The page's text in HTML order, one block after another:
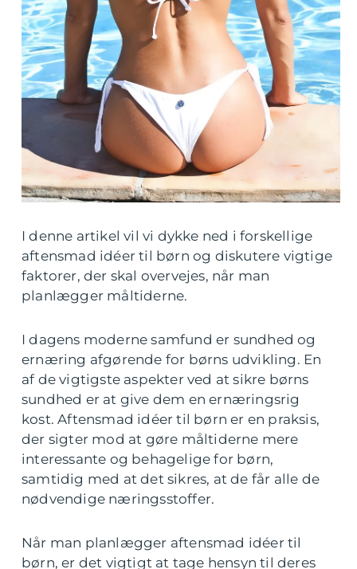
I denne artikel vil vi dykke ned i forskellige
aftensmad idéer til børn og diskutere vigtige
faktorer, der skal overvejes, når man
planlægger måltiderne.
I dagens moderne samfund er sundhed og
ernæring afgørende for børns udvikling. En
af de vigtigste aspekter ved at sikre børns
sundhed er at give dem en ernæringsrig
kost. Aftensmad idéer til børn er en praksis,
der sigter mod at gøre måltiderne mere
interessante og behagelige for børn,
samtidig med at det sikres, at de får alle de
nødvendige næringsstoffer.
Når man planlægger aftensmad idéer til
børn, er det vigtigt at tage hensyn til deres